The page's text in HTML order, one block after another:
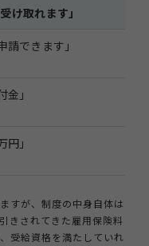
け取れます」
請できます」
」
」
すが、制度の中身自体は
きされてきた雇用保険料
受給資格を満たしていれ